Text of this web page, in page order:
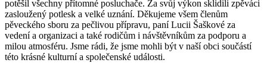
potěšil všechny přítomné posluchače. Za svůj výkon sklidili zpěváci
zasloužený potlesk a velké uznání. Děkujeme všem členům
pěveckého sboru za pečlivou přípravu, paní Lucii Šaškové za
vedení a organizaci a také rodičům i návštěvníkům za podporu a
milou atmosféru. Jsme rádi, že jsme mohli být v naší obci součástí
této krásné kulturní a společenské události.